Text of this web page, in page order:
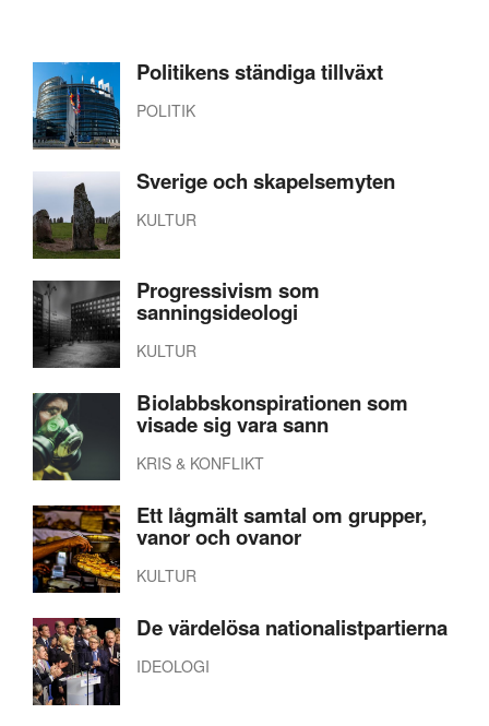
Politikens ständiga tillväxt
POLITIK
Sverige och skapelsemyten
KULTUR
Progressivism som
sanningsideologi
KULTUR
Biolabbskonspirationen som
visade sig vara sann
KRIS & KONFLIKT
Ett lågmält samtal om grupper,
vanor och ovanor
KULTUR
De värdelösa nationalistpartierna
IDEOLOGI